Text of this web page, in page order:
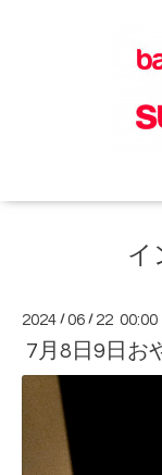
イ
2024 /06 / 22 00:00
7月8日9日お